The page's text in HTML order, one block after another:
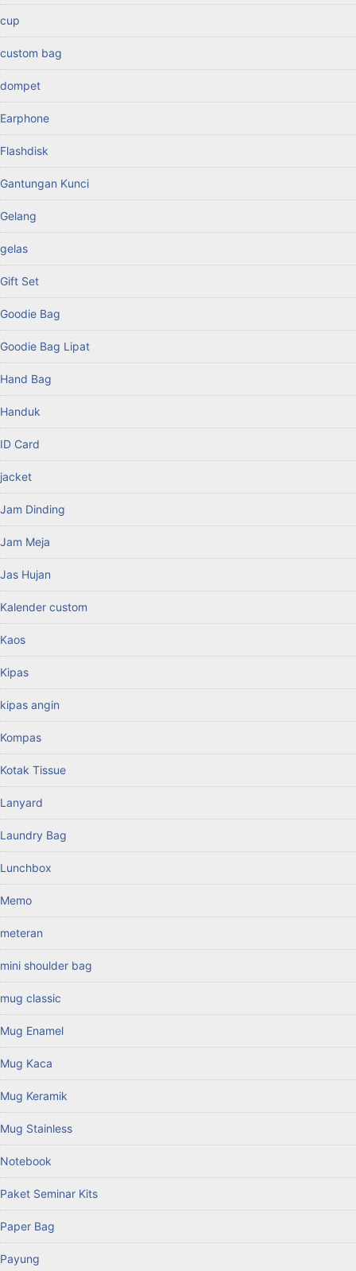
cup
custom bag
dompet
Earphone
Flashdisk
Gantungan Kunci
Gelang
gelas
Gift Set
Goodie Bag
Goodie Bag Lipat
Hand Bag
Handuk
ID Card
jacket
Jam Dinding
Jam Meja
Jas Hujan
Kalender custom
Kaos
Kipas
kipas angin
Kompas
Kotak Tissue
Lanyard
Laundry Bag
Lunchbox
Memo
meteran
mini shoulder bag
mug classic
Mug Enamel
Mug Kaca
Mug Keramik
Mug Stainless
Notebook
Paket Seminar Kits
Paper Bag
Payung